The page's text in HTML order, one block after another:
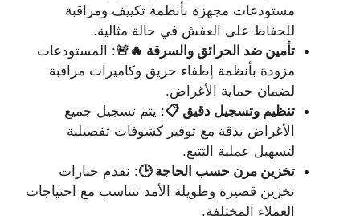
مستودعات مجهزة بأنظمة تكييف ومراقبة
للحفاظ على العفش في حالة مثالية.
تأمين ضد الحرائق والسرقة 🔥🚨: المستودعات
مزودة بأنظمة إطفاء حريق وكاميرات مراقبة
لضمان حماية الأغراض.
تنظيم وتسجيل دقيق 📋: يتم تسجيل جميع
الأغراض بدقة مع توفير كشوفات تفصيلية
لتسهيل عملية التتبع.
تخزين مرن حسب الحاجة 🕒: نقدم خيارات
تخزين قصيرة وطويلة الأمد تتناسب مع احتياجات
العملاء المختلفة.